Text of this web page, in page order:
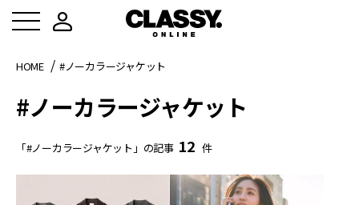
HOME #ノーカラージャケット
#ノーカラージャケット
「#ノーカラージャケット」の記事 12 件